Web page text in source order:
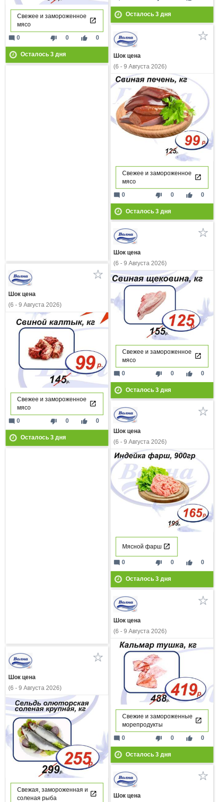
Осталось 3дня
Свежее и замороженное
мясо
thumb_down 0 thumb_up 0
mode_comment 0
Осталось 3дня
Шок цена
(6 - 9 Августа 2026)
Свежее и замороженное
мясо
thumb_down 0 thumb_up 0
mode_comment 0
Осталось 3дня
Шок цена
(6 - 9 Августа 2026)
Свежее и замороженное
мясо
thumb_down 0 thumb_up 0
mode_comment 0
Осталось 3дня
Шок цена
(6 - 9 Августа 2026)
Свежее и замороженное
мясо
thumb_down 0 thumb_up 0
mode_comment 0
Осталось 3дня
Шок цена
(6 - 9 Августа 2026)
Мясной фарш
thumb_down 0 thumb_up 0
mode_comment 0
Осталось 3дня
Шок цена
(6 - 9 Августа 2026)
Свежие и замороженные
морепродукты
thumb_down 0 thumb_up 0
mode_comment 0
Осталось 3дня
Шок цена
(6 - 9 Августа 2026)
Свежая, замороженная и
соленая рыба
Шок цена